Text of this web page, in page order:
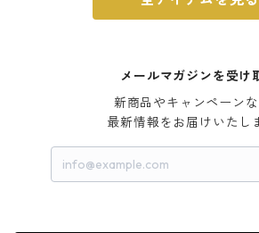
メールマガジンを受け
新商品やキャンペーン
最新情報をお届けいたし